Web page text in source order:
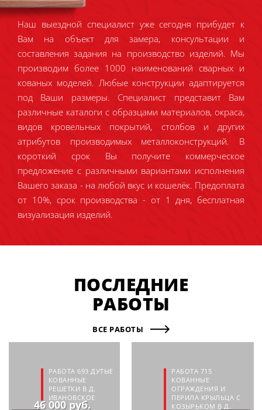
Наш выездной специалист уже сегодня прибудет к
Вам на объект для замера, консультации и
составления задания на производство изделий. Мы
производим более 1000 наименований сварных и
кованых моделей. Любые конструкции адаптируется
под Ваши размеры. Специалист представит Вам
различные каталоги с образцами материалов, окраса,
видов кровельных покрытий, столбов и других
атрибутов производимых металлоконструкций. В
короткий срок Вы получите коммерческое
предложение с различными вариантами исполнения
Вашего заказа - на любой вкус и кошелёк. Предоплата
от 10%, срок производства - от 1 дня, бесплатная
визуализация изделий.
ПОСЛЕДНИЕ
РАБОТЫ
ВСЕ РАБОТЫ
РАБОТА 693 ДУТЫЕ
КОВАННЫЕ
РЕШЕТКИ В Д.
ИВАНОВСКОЕ
46 000 руб.
РАБОТА 715
КОВАННЫЕ
ОГРАЖДЕНИЯ И
ПЕРИЛА КРЫЛЬЦА С
КОЗЫРЬКОМ В Д.